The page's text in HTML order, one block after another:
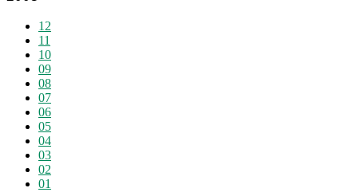
12
11
10
09
08
07
06
05
04
03
02
01